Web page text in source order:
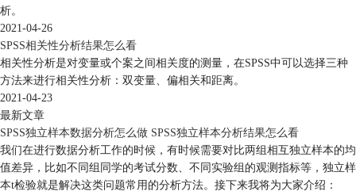
析。
2021-04-26
SPSS相关性分析结果怎么看
相关性分析是对变量或个案之间相关度的测量，在SPSS中可以选择三种
方法来进行相关性分析：双变量、偏相关和距离。
2021-04-23
最新文章
SPSS独立样本数据分析怎么做 SPSS独立样本分析结果怎么看
我们在进行数据分析工作的时候，有时候需要对比两组相互独立样本的均
值差异，比如不同组同学的考试分数、不同实验组的观测指标等，独立样
本t检验就是解决这类问题常用的分析方法。接下来我将为大家介绍：